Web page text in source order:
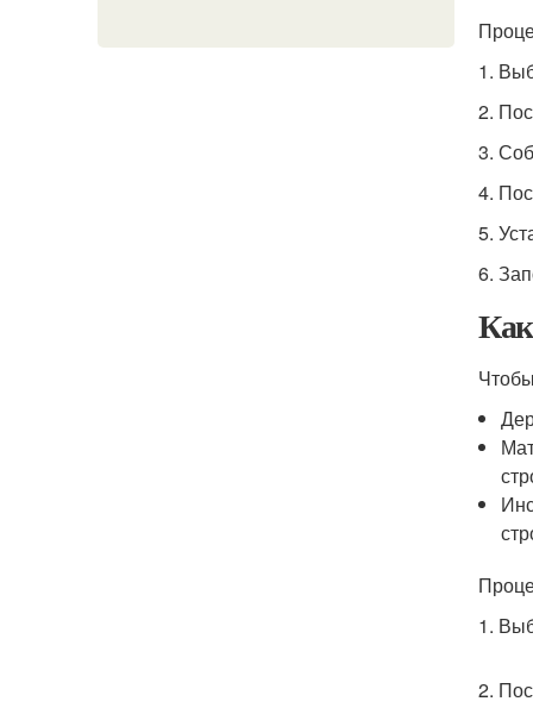
1.
2.
3.
4.
5.
6.
1.
2.